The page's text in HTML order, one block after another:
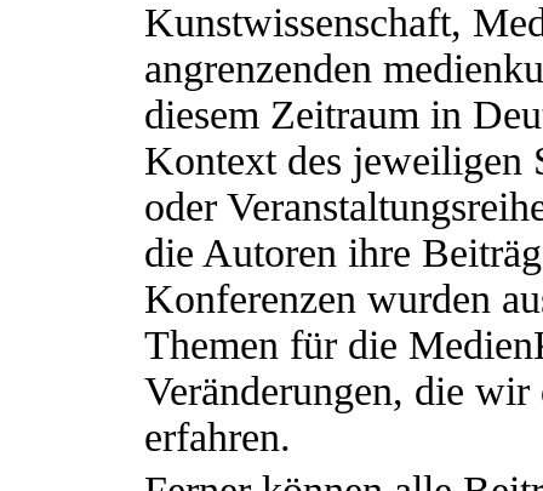
Kunstwissenschaft,
angrenzenden
diesem Zeitraum in
Kontext des jeweiligen
oder
die Autoren ihre
Konferenzen wurden
Themen für die
Veränderungen, die
erfahren.